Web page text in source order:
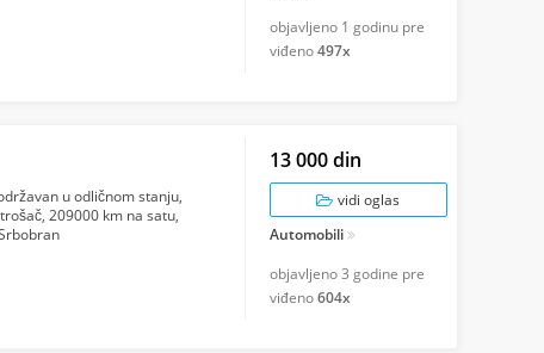
objavljeno 1 godinu pre
viđeno497x
u odličnom stanju,
209000 km na satu,
13 000 din
vidi oglas
Automobili
objavljeno3 godine pre
viđeno604x